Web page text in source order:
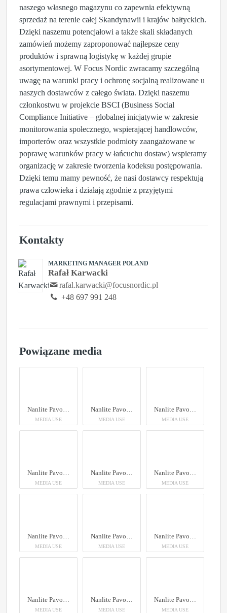
naszego własnego magazynu co zapewnia efektywną
sprzedaż na terenie całej Skandynawii i krajów bałtyckich.
Dzięki naszemu potencjałowi a także skali składanych
zamówień możemy zaproponować najlepsze ceny
produktów i sprawną logistykę w każdej grupie
asortymentowej. W Focus Nordic zwracamy szczególną
uwagę na warunki pracy i ochronę socjalną realizowane u
naszych dostawców z całego świata. Dzięki naszemu
członkostwu w projekcie BSCI (Business Social
Compliance Initiative – globalnej inicjatywie w zakresie
monitorowania społecznego, wspierającej handlowców,
importerów oraz wszystkie podmioty zaangażowane w
poprawę warunków pracy w łańcuchu dostaw) wspieramy
organizację w zakresie tworzenia kodeksu postępowania.
Dzięki temu mamy pewność, że nasi dostawcy respektują
prawa człowieka i działają zgodnie z przyjętymi
regulacjami prawnymi i przepisami.
Kontakty
MARKETING MANAGER POLAND
Rafał Karwacki
rafal.karwacki@focusnordic.pl
+48 697 991 248
Powiązane media
Nanlite PavoTube II 6XR LED RGBWW Pixel Tube Light
MEDIA USE
Nanlite PavoTube II 6XR LED RGBWW Pixel Tube Light
MEDIA USE
Nanlite PavoTube II 6XR LED RGBWW Pixel Tube Light
MEDIA USE
Nanlite PavoTube II 6XR LED RGBWW Pixel Tube Light
MEDIA USE
Nanlite PavoTube II 6XR LED RGBWW Pixel Tube Light
MEDIA USE
Nanlite PavoTube II 6XR LED RGBWW Pixel Tube Light
MEDIA USE
Nanlite PavoTube II 6XR LED RGBWW Pixel Tube Light
MEDIA USE
Nanlite PavoTube II 6XR LED RGBWW Pixel Tube Light
MEDIA USE
Nanlite PavoTube II 6XR LED RGBWW Pixel Tube Light
MEDIA USE
Nanlite PavoTube II 6XR LED RGBWW Pixel Tube Light
MEDIA USE
Nanlite PavoTube II 6XR LED RGBWW Pixel Tube Light
MEDIA USE
Nanlite PavoTube II 6XR LED RGBWW Pixel Tube Light
MEDIA USE